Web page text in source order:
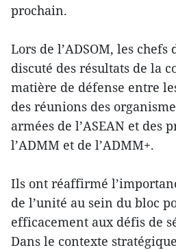
prochain.
Lors de l’ADSOM, les
discuté des résultats de la
matière de défense entre
des réunions des
armées de l’ASEAN et des
l’ADMM et de l’ADMM+.
Ils ont réaffirmé
de l’unité au sein du bloc
efficacement aux défis de
Dans le contexte